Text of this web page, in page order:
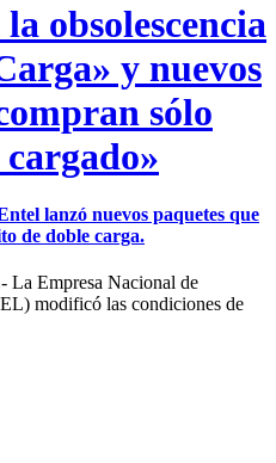
obsolescencia
y nuevos
sólo
lanzó nuevos paquetes que
de doble carga.
La Empresa Nacional de
modificó las condiciones de